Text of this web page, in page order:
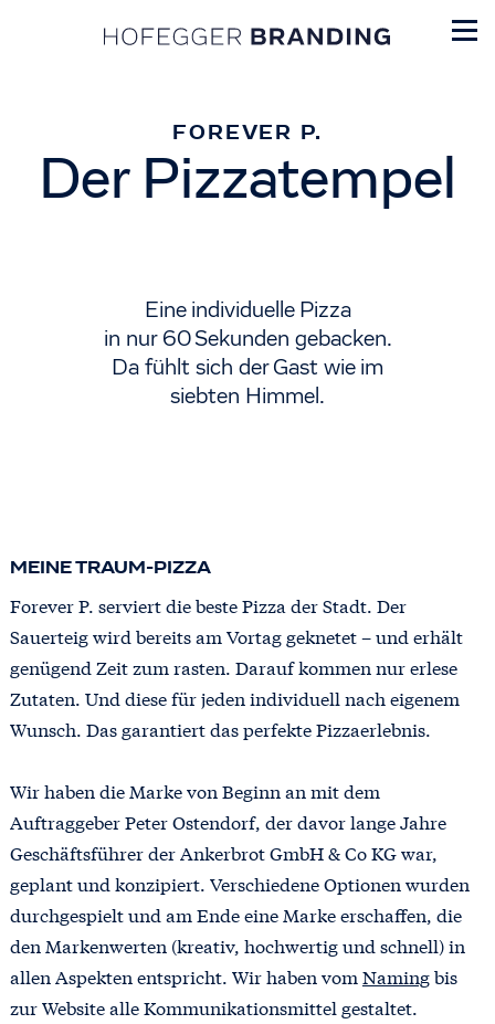
FOREVER P.
Der Pizzatempel
Eine individuelle Pizza
in nur 60 Sekunden gebacken.
Da fühlt sich der Gast wie im
siebten Himmel.
MEINE TRAUM-PIZZA
Forever P. serviert die beste Pizza der Stadt. Der
Sauerteig wird bereits am Vortag geknetet – und erhält
genügend Zeit zum rasten. Darauf kommen nur erlese
Zutaten. Und diese für jeden individuell nach eigenem
Wunsch. Das garantiert das perfekte Pizzaerlebnis.
Wir haben die Marke von Beginn an mit dem
Auftraggeber Peter Ostendorf, der davor lange Jahre
Geschäftsführer der Ankerbrot GmbH & Co KG war,
geplant und konzipiert. Verschiedene Optionen wurden
durchgespielt und am Ende eine Marke erschaffen, die
den Markenwerten (kreativ, hochwertig und schnell) in
allen Aspekten entspricht. Wir haben vom Namingbis
zur Website alle Kommunikationsmittel gestaltet.